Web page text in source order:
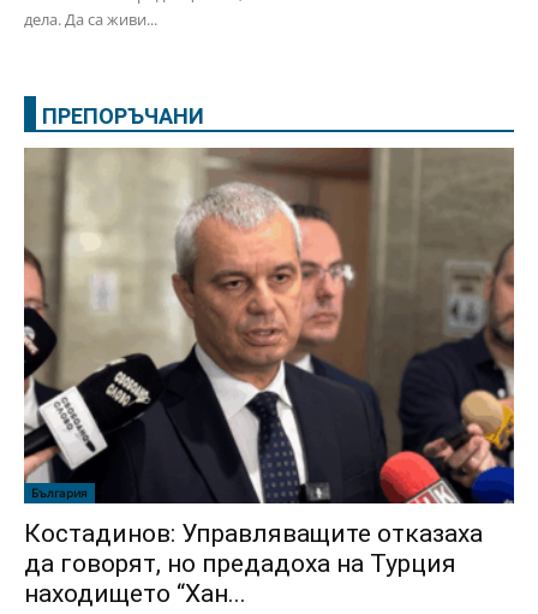
дела. Да са живи...
ПРЕПОРЪЧАНИ
България
Костадинов: Управляващите отказаха
да говорят, но предадоха на Турция
находището “Хан...